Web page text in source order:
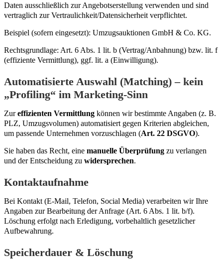
Daten ausschließlich zur Angebotserstellung verwenden und sind
vertraglich zur Vertraulichkeit/Datensicherheit verpflichtet.
Beispiel (sofern eingesetzt): Umzugsauktionen GmbH & Co. KG.
Rechtsgrundlage: Art. 6 Abs. 1 lit. b (Vertrag/Anbahnung) bzw. lit. f
(effiziente Vermittlung), ggf. lit. a (Einwilligung).
Automatisierte Auswahl (Matching) – kein
„Profiling“ im Marketing-Sinn
Zureffizienten Vermittlung können wir bestimmte Angaben (z. B.
PLZ, Umzugsvolumen) automatisiert gegen Kriterien abgleichen,
um passende Unternehmen vorzuschlagen (Art. 22 DSGVO).
Sie haben das Recht, eine manuelle Überprüfung zu verlangen
und der Entscheidung zu widersprechen.
Kontaktaufnahme
Bei Kontakt (E-Mail, Telefon, Social Media) verarbeiten wir Ihre
Angaben zur Bearbeitung der Anfrage (Art. 6 Abs. 1 lit. b/f).
Löschung erfolgt nach Erledigung, vorbehaltlich gesetzlicher
Aufbewahrung.
Speicherdauer & Löschung